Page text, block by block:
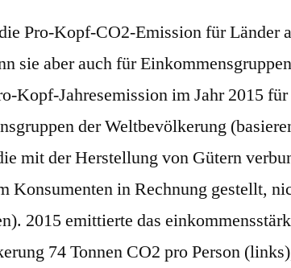
Pro-Kopf-CO2-Emission für Länder
sie aber auch für
Kopf-Jahresemission im Jahr 2015
der Weltbevölkerung
mit der Herstellung von Gütern
Konsumenten in Rechnung gestellt,
2015 emittierte das
74 Tonnen CO2 pro Person